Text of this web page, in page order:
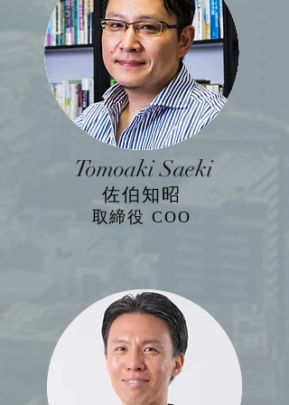
​佐伯知昭
取締役 COO
Tomoaki Saeki